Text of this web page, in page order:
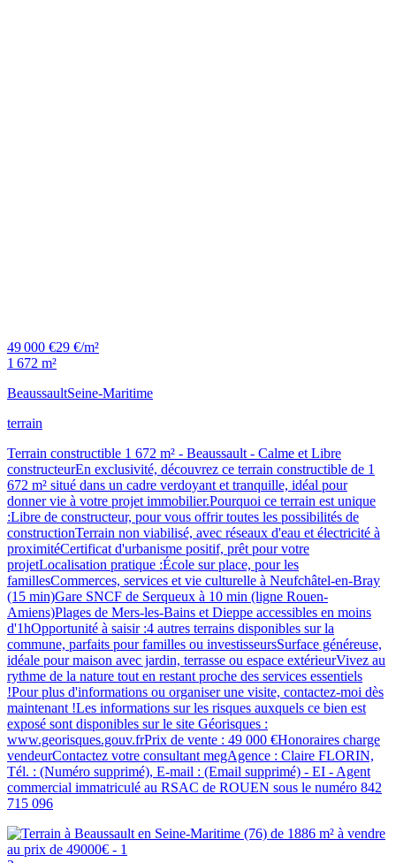
49 000 €29 €/m²
1 672 m²
BeaussaultSeine-Maritime
terrain
Terrain constructible 1 672 m² - Beaussault - Calme et Libre
constructeurEn exclusivité, découvrez ce terrain constructible de 1
672 m² situé dans un cadre verdoyant et tranquille, idéal pour
donner vie à votre projet immobilier.Pourquoi ce terrain est unique
:Libre de constructeur, pour vous offrir toutes les possibilités de
constructionTerrain non viabilisé, avec réseaux d'eau et électricité à
proximitéCertificat d'urbanisme positif, prêt pour votre
projetLocalisation pratique :École sur place, pour les
famillesCommerces, services et vie culturelle à Neufchâtel-en-Bray
(15 min)Gare SNCF de Serqueux à 10 min (ligne Rouen-
Amiens)Plages de Mers-les-Bains et Dieppe accessibles en moins
d'1hOpportunité à saisir :4 autres terrains disponibles sur la
commune, parfaits pour familles ou investisseursSurface généreuse,
idéale pour maison avec jardin, terrasse ou espace extérieurVivez au
rythme de la nature tout en restant proche des services essentiels
!Pour plus d'informations ou organiser une visite, contactez-moi dès
maintenant !Les informations sur les risques auxquels ce bien est
exposé sont disponibles sur le site Géorisques :
www.georisques.gouv.frPrix de vente : 49 000 €Honoraires charge
vendeurContactez votre consultant megAgence : Claire FLORIN,
Tél. : (Numéro supprimé), E-mail : (Email supprimé) - EI - Agent
commercial immatriculé au RSAC de ROUEN sous le numéro 842
715 096